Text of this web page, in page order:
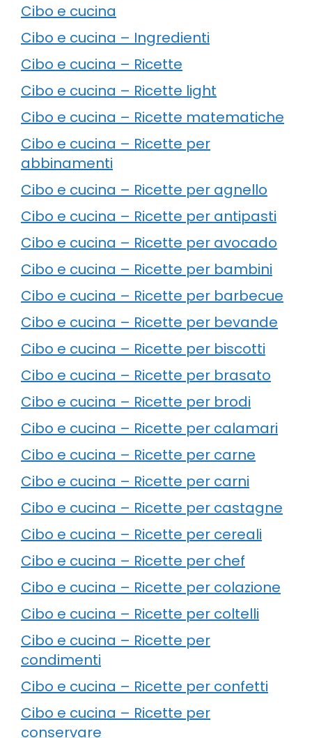
Cibo e cucina
Cibo e cucina – Ingredienti
Cibo e cucina – Ricette
Cibo e cucina – Ricette light
Cibo e cucina – Ricette matematiche
Cibo e cucina – Ricette per
abbinamenti
Cibo e cucina – Ricette per agnello
Cibo e cucina – Ricette per antipasti
Cibo e cucina – Ricette per avocado
Cibo e cucina – Ricette per bambini
Cibo e cucina – Ricette per barbecue
Cibo e cucina – Ricette per bevande
Cibo e cucina – Ricette per biscotti
Cibo e cucina – Ricette per brasato
Cibo e cucina – Ricette per brodi
Cibo e cucina – Ricette per calamari
Cibo e cucina – Ricette per carne
Cibo e cucina – Ricette per carni
Cibo e cucina – Ricette per castagne
Cibo e cucina – Ricette per cereali
Cibo e cucina – Ricette per chef
Cibo e cucina – Ricette per colazione
Cibo e cucina – Ricette per coltelli
Cibo e cucina – Ricette per
condimenti
Cibo e cucina – Ricette per confetti
Cibo e cucina – Ricette per
conservare